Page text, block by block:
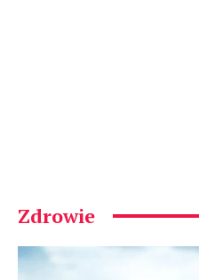
Zdrowie